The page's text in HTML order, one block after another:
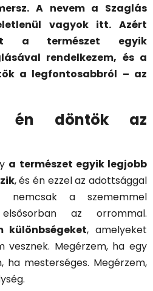
A nevem a Szaglás
vagyok itt. Azért
a természet egyik
rendelkezem, és a
a legfontosabbról – az
én döntök az
a természet egyik legjobb
, és én ezzel az adottsággal
nemcsak a szememmel
az orrommal.
különbségeket, amelyeket
vesznek. Megérzem, ha egy
ha mesterséges. Megérzem,